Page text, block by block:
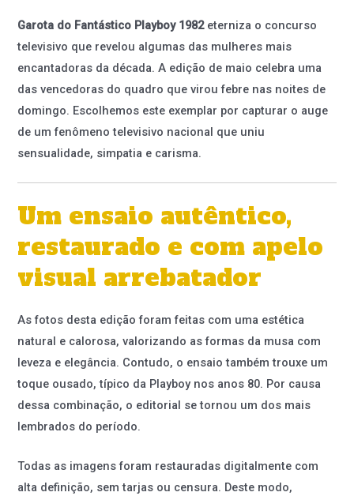
Garota do Fantástico Playboy 1982eterniza o concurso
televisivo que revelou algumas das mulheres mais
encantadoras da década. A edição de maio celebra uma
das vencedoras do quadro que virou febre nas noites de
domingo. Escolhemos este exemplar por capturar o auge
de um fenômeno televisivo nacional que uniu
sensualidade, simpatia e carisma.
Um ensaio autêntico,
restaurado e com apelo
visual arrebatador
As fotos desta edição foram feitas com uma estética
natural e calorosa, valorizando as formas da musa com
leveza e elegância. Contudo, o ensaio também trouxe um
toque ousado, típico da Playboy nos anos 80. Por causa
dessa combinação, o editorial se tornou um dos mais
lembrados do período.
Todas as imagens foram restauradas digitalmente com
alta definição, sem tarjas ou censura. Deste modo,